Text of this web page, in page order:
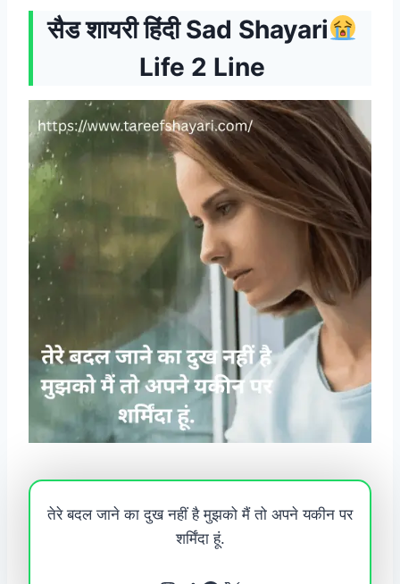
सैड शायरी हिंदी Sad Shayari
Life 2 Line
तेरे बदल जाने का दुख नहीं है मुझको मैं तो अपने यकीन पर
शर्मिंदा हूं.